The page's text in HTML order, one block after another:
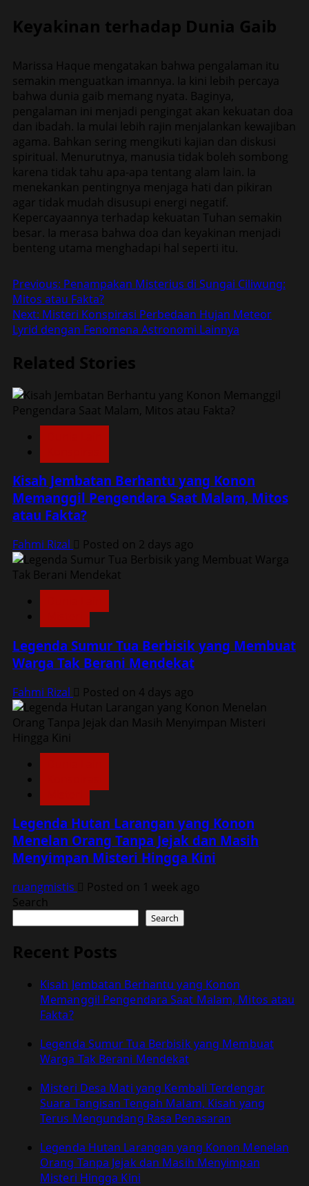
Keyakinan terhadap Dunia Gaib
Marissa Haque mengatakan bahwa pengalaman itu
semakin menguatkan imannya. Ia kini lebih percaya
bahwa dunia gaib memang nyata. Baginya,
pengalaman ini menjadi pengingat akan kekuatan doa
dan ibadah. Ia mulai lebih rajin menjalankan kewajiban
agama. Bahkan sering mengikuti kajian dan diskusi
spiritual. Menurutnya, manusia tidak boleh sombong
karena tidak tahu apa-apa tentang alam lain. Ia
menekankan pentingnya menjaga hati dan pikiran
agar tidak mudah disusupi energi negatif.
Kepercayaannya terhadap kekuatan Tuhan semakin
besar. Ia merasa bahwa doa dan keyakinan menjadi
benteng utama menghadapi hal seperti itu.
Post
navigation
Previous: Penampakan Misterius di Sungai Ciliwung:
Mitos atau Fakta?
Next: Misteri Konspirasi Perbedaan Hujan Meteor
Lyrid dengan Fenomena Astronomi Lainnya
Related Stories
Kisah Jembatan Berhantu yang Konon
Memanggil Pengendara Saat Malam, Mitos
atau Fakta?
Fahmi Rizal Posted on 2 days ago
Legenda Sumur Tua Berbisik yang Membuat
Warga Tak Berani Mendekat
Fahmi Rizal Posted on 4 days ago
Legenda Hutan Larangan yang Konon
Menelan Orang Tanpa Jejak dan Masih
Menyimpan Misteri Hingga Kini
ruangmistis
Posted on 1 week ago
Search
Search
Recent Posts
Kisah Jembatan Berhantu yang Konon
Memanggil Pengendara Saat Malam, Mitos atau
Fakta?
Legenda Sumur Tua Berbisik yang Membuat
Warga Tak Berani Mendekat
Misteri Desa Mati yang Kembali Terdengar
Suara Tangisan Tengah Malam, Kisah yang
Terus Mengundang Rasa Penasaran
Legenda Hutan Larangan yang Konon Menelan
Orang Tanpa Jejak dan Masih Menyimpan
Misteri Hingga Kini